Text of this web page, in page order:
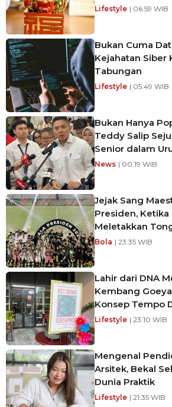
Lifestyle | 06:59 WIB
Bukan Cuma
Kejahatan Siber
Tabungan
Lifestyle | 05:49 WIB
Bukan Hanya
Teddy Salip
Senior dalam
News | 00:19 WIB
Jejak Sang
Presiden,
Meletakkan
Bola | 23:35 WIB
Lahir dari DNA
Kembang
Konsep Tempo
Lifestyle | 23:10 WIB
Mengenal
Arsitek, Bekal
Dunia Praktik
Lifestyle | 21:35 WIB